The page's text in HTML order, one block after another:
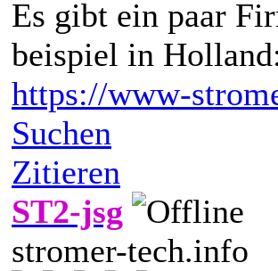
Es gibt ein paar
beispiel in
https://www-
Suchen
Zitieren
ST2-jsg
stromer-tech.info